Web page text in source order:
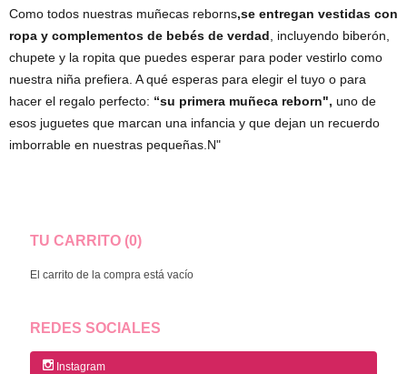
TU CARRITO (0)
El carrito de la compra está vacío
REDES SOCIALES
Instagram
Como todos nuestras muñecas reborns,se entregan vestidas con
ropa y complementos de bebés de verdad , incluyendo biberón,
chupete y la ropita que puedes esperar para poder vestirlo como
nuestra niña prefiera. A qué esperas para elegir el tuyo o para
hacer el regalo perfecto: “su primera muñeca reborn", uno de
esos juguetes que marcan una infancia y que dejan un recuerdo
imborrable en nuestras pequeñas.N"